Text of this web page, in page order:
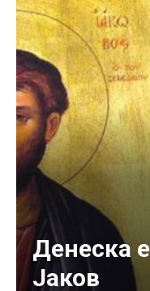
Денеска
Јаков